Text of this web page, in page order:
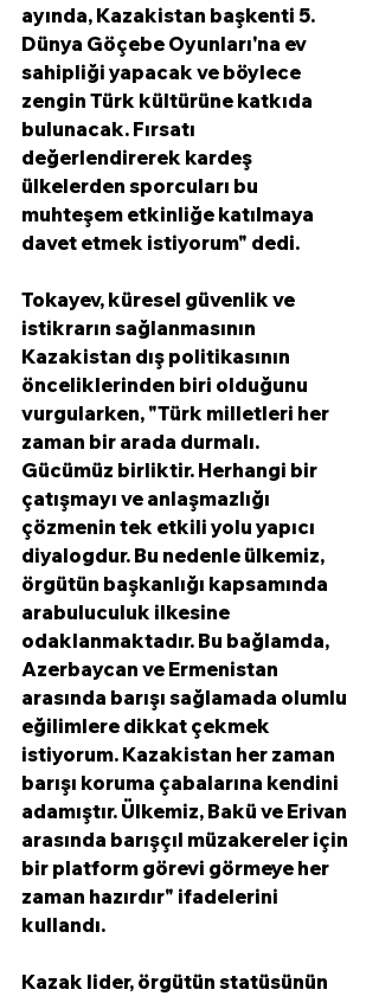
ayında, Kazakistan başkenti 5.
Dünya Göçebe Oyunları'na ev
sahipliği yapacak ve böylece
zengin Türk kültürüne katkıda
bulunacak. Fırsatı
değerlendirerek kardeş
ülkelerden sporcuları bu
muhteşem etkinliğe katılmaya
davet etmek istiyorum" dedi.
Tokayev, küresel güvenlik ve
istikrarın sağlanmasının
Kazakistan dış politikasının
önceliklerinden biri olduğunu
vurgularken, "Türk milletleri her
zaman bir arada durmalı.
Gücümüz birliktir. Herhangi bir
çatışmayı ve anlaşmazlığı
çözmenin tek etkili yolu yapıcı
diyalogdur. Bu nedenle ülkemiz,
örgütün başkanlığı kapsamında
arabuluculuk ilkesine
odaklanmaktadır. Bu bağlamda,
Azerbaycan ve Ermenistan
arasında barışı sağlamada olumlu
eğilimlere dikkat çekmek
istiyorum. Kazakistan her zaman
barışı koruma çabalarına kendini
adamıştır. Ülkemiz, Bakü ve Erivan
arasında barışçıl müzakereler için
bir platform görevi görmeye her
zaman hazırdır" ifadelerini
kullandı.
Kazak lider, örgütün statüsünün